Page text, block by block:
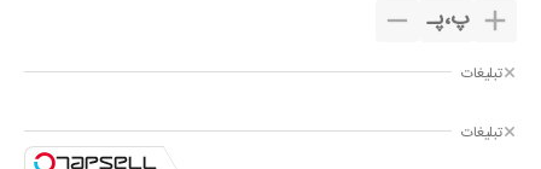
پ،پـ
تبلیغات
تبلیغات